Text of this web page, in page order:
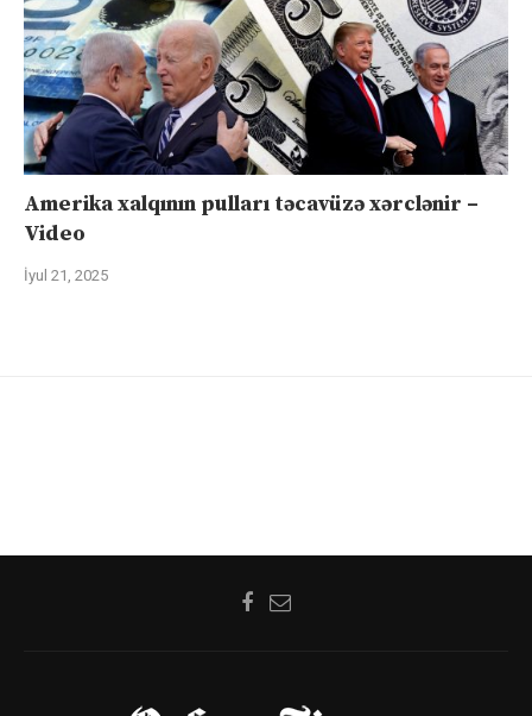
Amerika xalqının pulları təcavüzə xərclənir –
Video
İyul 21, 2025